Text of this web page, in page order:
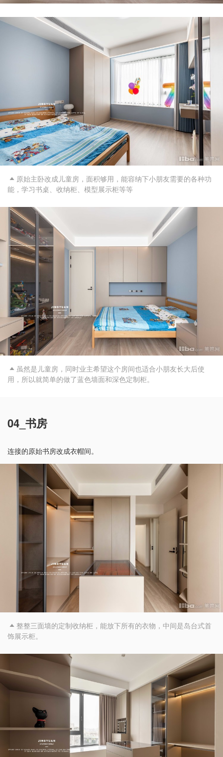
 原始主卧改成儿童房，面积够用，能容纳下小朋友需要的各种功
能，学习书桌、收纳柜、模型展示柜等等
 虽然是儿童房，同时业主希望这个房间也适合小朋友长大后使
用，所以就简单的做了蓝色墙面和深色定制柜。
04_书房
连接的原始书房改成衣帽间。
 整整三面墙的定制收纳柜，能放下所有的衣物，中间是岛台式首
饰展示柜。